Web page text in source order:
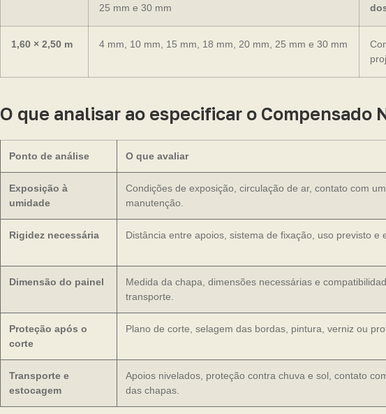
25 mm e 30 mm
1,60 × 2,50 m 4 mm, 10 mm, 15 mm, 18 mm, 20 mm, 25 mm e 30 mm
O que analisar ao especificar o Compensado
Ponto de análise O que avaliar
Exposição à
umidade
Condições de exposição, circulação de ar, contato com
manutenção.
Rigidez necessária Distância entre apoios, sistema de fixação, uso previsto e
Dimensão do painel
Medida da chapa, dimensões necessárias e
transporte.
Proteção após o
corte
Plano de corte, selagem das bordas, pintura, verniz ou
Transporte e
estocagem
Apoios nivelados, proteção contra chuva e sol, contato
das chapas.